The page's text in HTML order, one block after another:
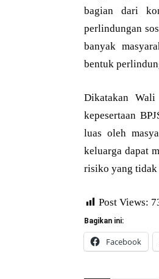
bagian dari
perlindungan
banyak
bentuk
Dikatakan
kepesertaan
luas oleh
keluarga dapat
risiko yang
Post Views:
Bagikan ini:
Facebook